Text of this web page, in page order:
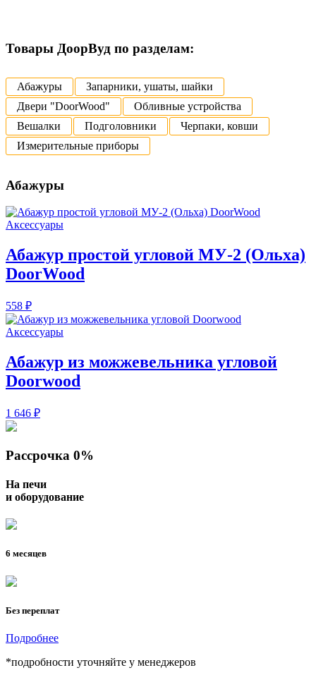
Товары ДоорВуд по разделам:
Абажуры
Запарники, ушаты, шайки
Двери "DoorWood"
Обливные устройства
Вешалки
Подголовники
Черпаки, ковши
Измерительные приборы
Абажуры
Аксессуары
Абажур простой угловой МУ-2 (Ольха)
DoorWood
558 ₽
Аксессуары
Абажур из можжевельника угловой
Doorwood
1 646 ₽
Рассрочка 0%
На печи
и оборудование
6 месяцев
Без переплат
Подробнее
*подробности уточняйте у менеджеров